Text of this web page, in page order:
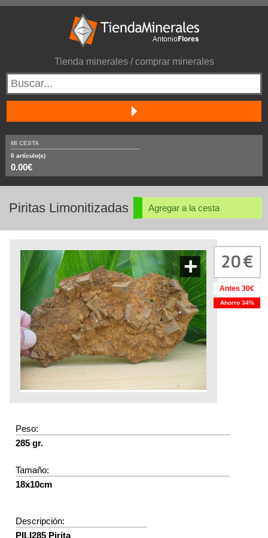
Tienda minerales / comprar minerales
MI CESTA
0 artículo(s)
0.00€
Piritas Limonitizadas Agregar a la cesta
+ 20
Antes 30€
Ahorro 34%
Peso:
285 gr.
Tamaño:
18x10cm
Descripción:
PILI285 Pirita